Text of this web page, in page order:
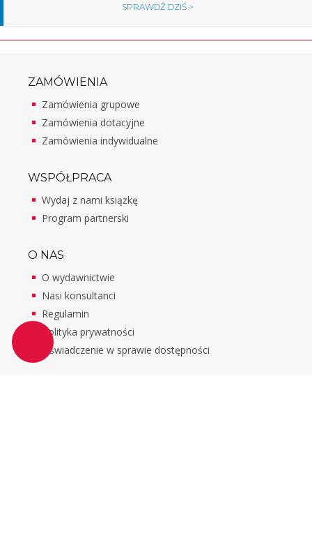
SPRAWDŹ DZIŚ >
ZAMÓWIENIA
Zamówienia grupowe
Zamówienia dotacyjne
Zamówienia indywidualne
WSPÓŁPRACA
Wydaj z nami książkę
Program partnerski
O NAS
O wydawnictwie
Nasi konsultanci
Regulamin
Polityka prywatności
Oświadczenie w sprawie dostępności